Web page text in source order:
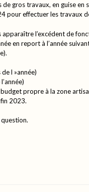
gros travaux, en guise en
pour effectuer les travaux
l’excédent de
en report à l’année
l »année)
propre à la zone
2023.